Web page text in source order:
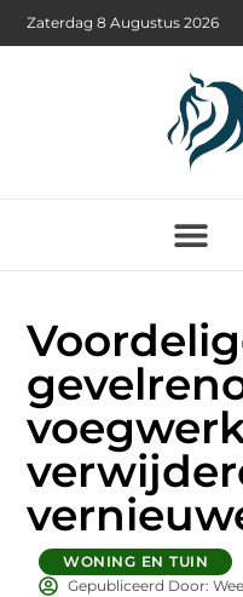
Zaterdag 8 Augustus 2026
WONING EN TUIN
Gepubliceerd Door: